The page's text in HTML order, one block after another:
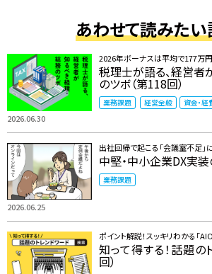
あわせて読みた
2026.06.30
2026年ボーナスは平均で177万円
税理士が語る、経営者
のツボ（第118回）
業務課題 経営全般 資金・経
2026.06.25
出社回帰で起こる「会議室不足」
中堅・中小企業DX実装
業務課題
ポイント解説！スッキリわかる「AIO
知って得する！話題の
回）